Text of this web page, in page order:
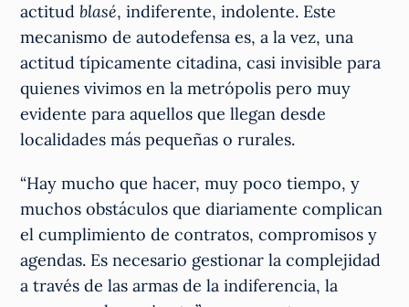
actitudblasé, indiferente, indolente. Este
mecanismo de autodefensa es, a la vez, una
actitud típicamente citadina, casi invisible para
quienes vivimos en la metrópolis pero muy
evidente para aquellos que llegan desde
localidades más pequeñas o rurales.
“Hay mucho que hacer, muy poco tiempo, y
muchos obstáculos que diariamente complican
el cumplimiento de contratos, compromisos y
agendas. Es necesario gestionar la complejidad
a través de las armas de la indiferencia, la